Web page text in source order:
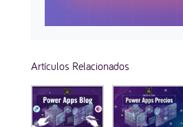
Artículos Relacionados